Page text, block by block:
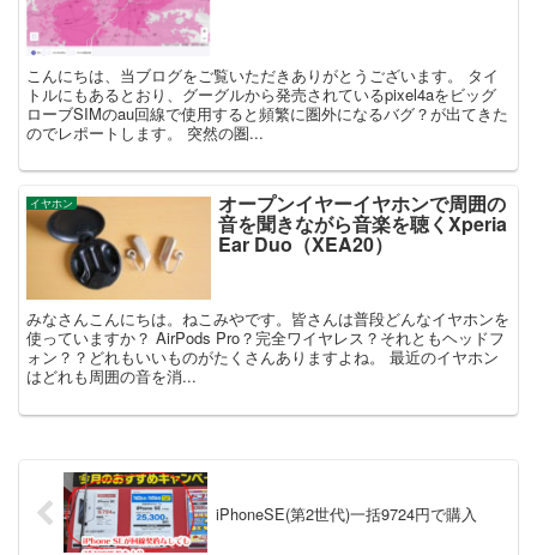
こんにちは、当ブログをご覧いただきありがとうございます。 タイ
トルにもあるとおり、グーグルから発売されているpixel4aをビッグ
ローブSIMのau回線で使用すると頻繁に圏外になるバグ？が出てきた
のでレポートします。 突然の圏...
イヤホン オープンイヤーイヤホンで周囲の
音を聞きながら音楽を聴くXperia
Ear Duo（XEA20）
みなさんこんにちは。ねこみやです。皆さんは普段どんなイヤホンを
使っていますか？ AirPods Pro？完全ワイヤレス？それともヘッドフ
ォン？？どれもいいものがたくさんありますよね。 最近のイヤホン
はどれも周囲の音を消...
iPhoneSE(第2世代)一括9724円で購入